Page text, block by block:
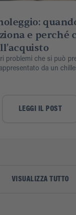
e perché
problemi che si può
da un
LEGGI IL POST
VISUALIZZA TUTTO